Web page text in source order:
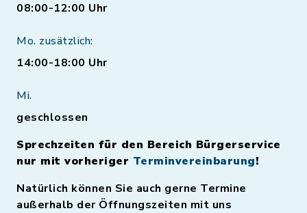
08:00-12:00 Uhr
Mo. zusätzlich:
14:00-18:00 Uhr
Mi.
geschlossen
Sprechzeiten für den Bereich Bürgerservice
nur mit vorheriger Terminvereinbarung!
Natürlich können Sie auch gerne Termine
außerhalb der Öffnungszeiten mit uns